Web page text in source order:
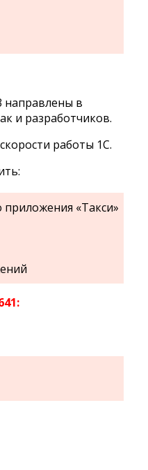
направлены в
и разработчиков.
работы 1С.
«Такси»